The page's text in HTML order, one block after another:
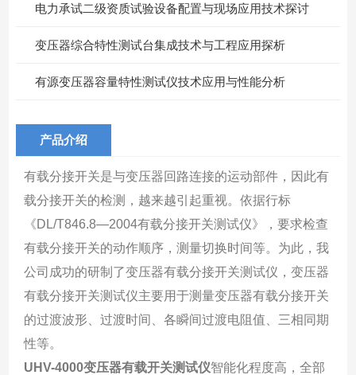
电力承试二级资质试验设备配置与现场应用技术探讨
变压器综合特性测试台集成技术与工程应用探析
有源变压器容量特性测试仪技术应用与性能分析
产品介绍
有载分接开关是与变压器回路连接的运动部件，因此有
载分接开关的检测，越来越引起重视。依据行标
《DL/T846.8—2004有载分接开关测试仪》，要求检查
有载分接开关的动作顺序，测量切换时间等。为此，我
公司成功的研制了变压器有载分接开关测试仪，变压器
有载分接开关测试仪主要用于测量变压器有载分接开关
的过渡波形、过渡时间、各瞬间过渡电阻值、三相同期
性等。
UHV-4000变压器有载开关测试仪智能化程度高，全部